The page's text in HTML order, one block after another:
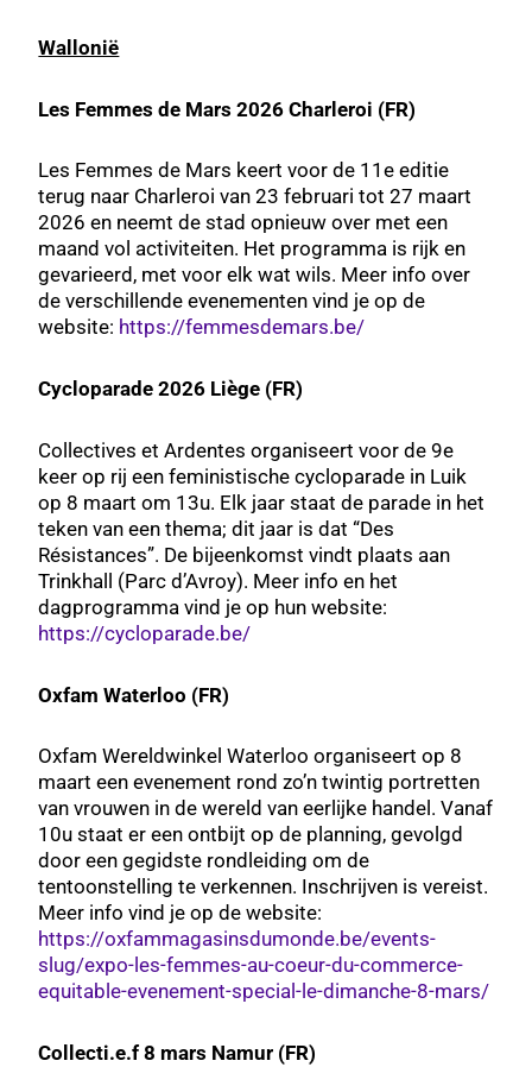
Wallonië
Les Femmes de Mars 2026 Charleroi (FR)
Les Femmes de Mars keert voor de 11e editie
terug naar Charleroi van 23 februari tot 27 maart
2026 en neemt de stad opnieuw over met een
maand vol activiteiten. Het programma is rijk en
gevarieerd, met voor elk wat wils. Meer info over
de verschillende evenementen vind je op de
website: https://femmesdemars.be/
Cycloparade 2026 Liège (FR)
Collectives et Ardentes organiseert voor de 9e
keer op rij een feministische cycloparade in Luik
op 8 maart om 13u. Elk jaar staat de parade in het
teken van een thema; dit jaar is dat “Des
Résistances”. De bijeenkomst vindt plaats aan
Trinkhall (Parc d’Avroy). Meer info en het
dagprogramma vind je op hun website:
https://cycloparade.be/
Oxfam Waterloo (FR)
Oxfam Wereldwinkel Waterloo organiseert op 8
maart een evenement rond zo’n twintig portretten
van vrouwen in de wereld van eerlijke handel. Vanaf
10u staat er een ontbijt op de planning, gevolgd
door een gegidste rondleiding om de
tentoonstelling te verkennen. Inschrijven is vereist.
Meer info vind je op de website:
https://oxfammagasinsdumonde.be/events-
slug/expo-les-femmes-au-coeur-du-commerce-
equitable-evenement-special-le-dimanche-8-mars/
Collecti.e.f 8 mars Namur (FR)